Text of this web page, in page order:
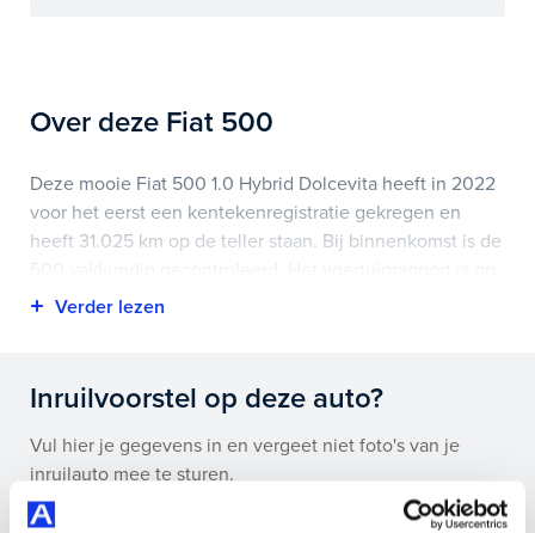
Over deze Fiat 500
Deze mooie Fiat 500 1.0 Hybrid Dolcevita heeft in 2022
voor het eerst een kentekenregistratie gekregen en
heeft 31.025 km op de teller staan. Bij binnenkomst is de
deze pagina bij onderhoud en historie te downloaden.
carplay/android auto, lichtmetalen velgen 15",
panoramadak en nog veel meer.
Je koopt hem voor € 13.495,- maar je kan deze Fiat 500
ook bij ons financieren of leasen.
Inruilvoorstel op deze auto?
Vul hier je gegevens in en vergeet niet foto's van je
inruilauto mee te sturen.